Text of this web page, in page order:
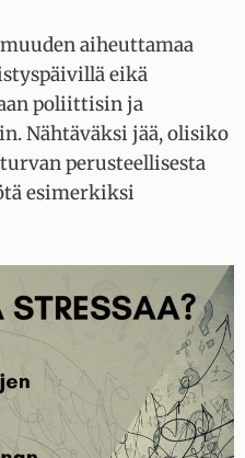
aiheuttamaa
eikä
poliittisin ja
Nähtäväksi jää, olisiko
perusteellisesta
esimerkiksi